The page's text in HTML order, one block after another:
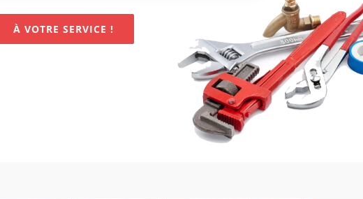
À VOTRE SERVICE !